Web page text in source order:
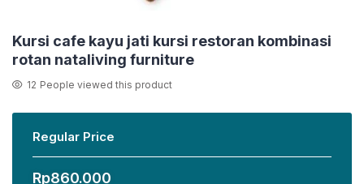
Kursi cafe kayu jati kursi restoran kombinasi
rotan nataliving furniture
12 People viewed this product
Regular Price
Rp860.000